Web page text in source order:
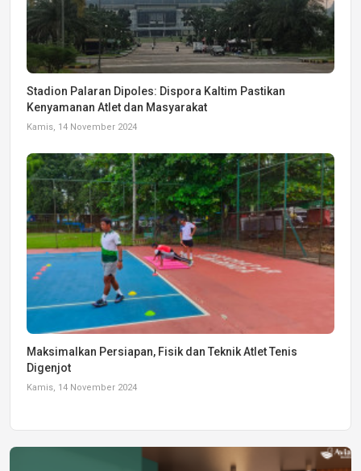
Stadion Palaran Dipoles: Dispora Kaltim Pastikan
Kenyamanan Atlet dan Masyarakat
Kamis, 14 November 2024
Maksimalkan Persiapan, Fisik dan Teknik Atlet Tenis
Digenjot
Kamis, 14 November 2024